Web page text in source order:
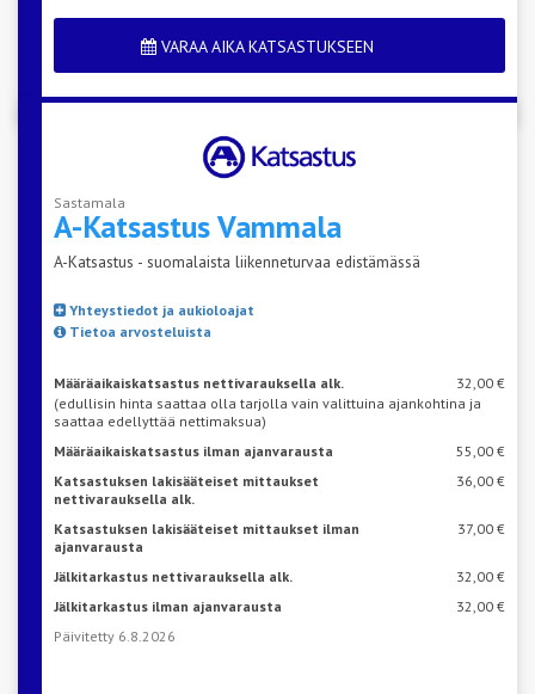
VARAA AIKA KATSASTUKSEEN
Sastamala
A-KatsastusVammala
A-Katsastus - suomalaista liikenneturvaa edistämässä
Yhteystiedot ja aukioloajat
Tietoa arvosteluista
Määräaikaiskatsastus nettivarauksella alk.
32,00 €
(edullisin hinta saattaa olla tarjolla vain valittuina ajankohtina ja
saattaa edellyttää nettimaksua)
Määräaikaiskatsastus ilman ajanvarausta
55,00 €
Katsastuksen lakisääteiset mittaukset
nettivarauksella alk.
36,00 €
Katsastuksen lakisääteiset mittaukset ilman
ajanvarausta
37,00 €
Jälkitarkastus nettivarauksella alk.
32,00 €
Jälkitarkastus ilman ajanvarausta
32,00 €
Päivitetty 6.8.2026